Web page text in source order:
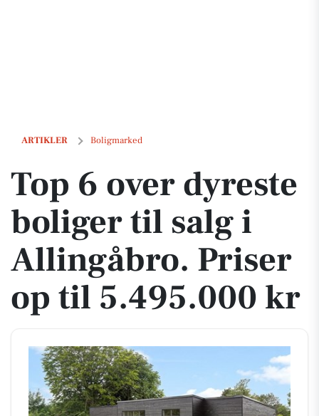
ARTIKLER Boligmarked
Top 6 over dyreste boliger til salg i Allingåbro. Priser op til 5.495.000
Top 6 over dyreste
boliger til salg i
Allingåbro. Priser
op til 5.495.000 kr